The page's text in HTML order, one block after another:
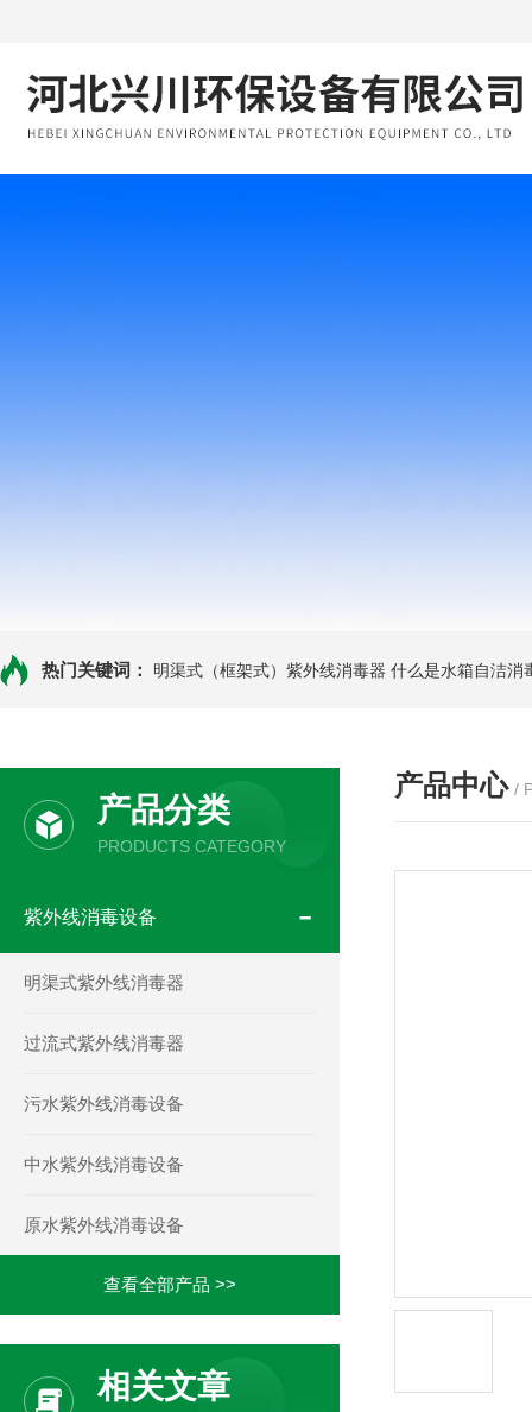
热门关键词： 明渠式（框架式）紫外线消毒器 什么是水箱自洁消
产品分类
PRODUCTS CATEGORY
紫外线消毒设备
明渠式紫外线消毒器
过流式紫外线消毒器
污水紫外线消毒设备
中水紫外线消毒设备
原水紫外线消毒设备
查看全部产品 >>
相关文章
产品中心 /